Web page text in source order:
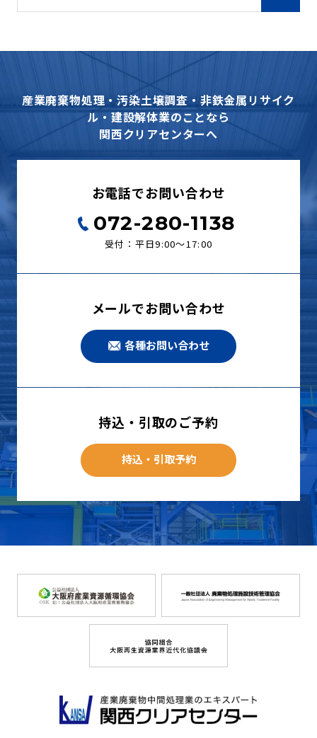
産業廃棄物処理・汚染土壌調査・非鉄金属リサイク
ル・建設解体業のことなら
関西クリアセンターへ
お電話でお問い合わせ
072-280-1138
受付：平日9:00〜17:00
メールでお問い合わせ
各種お問い合わせ
持込・引取のご予約
持込・引取予約